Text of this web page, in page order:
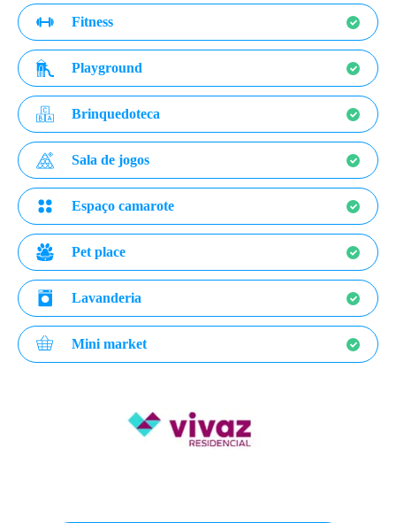
Fitness
Playground
Brinquedoteca
Sala de jogos
Espaço camarote
Pet place
Lavanderia
Mini market